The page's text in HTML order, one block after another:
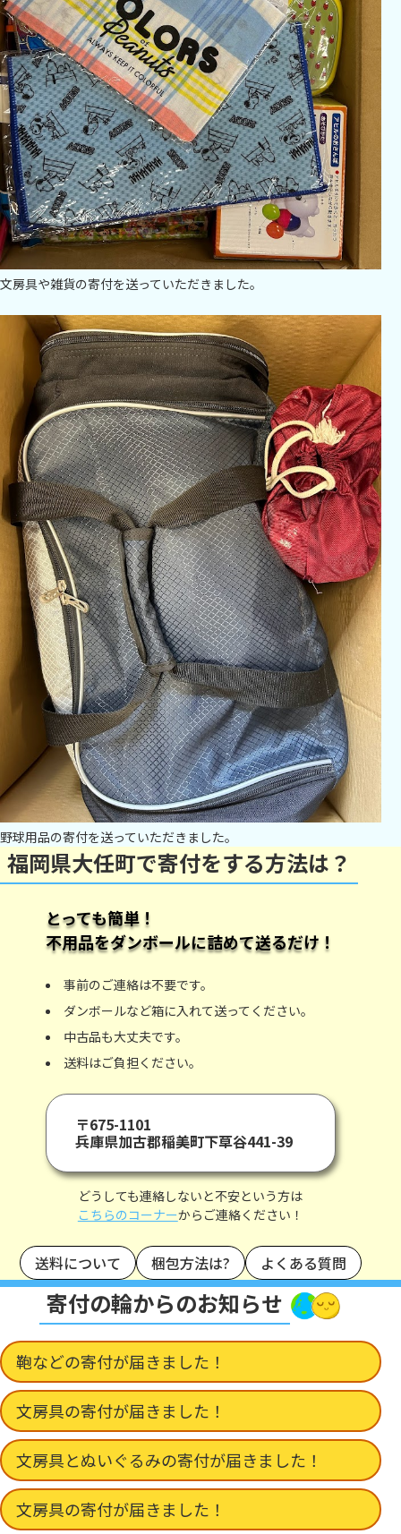
文房具や雑貨の寄付を送っていただきました。
野球用品の寄付を送っていただきました。
福岡県大任町で寄付をする方法は？
とっても簡単！
不用品をダンボールに詰めて送るだけ！
事前のご連絡は不要です。
ダンボールなど箱に入れて送ってください。
中古品も大丈夫です。
送料はご負担ください。
〒675-1101
兵庫県加古郡稲美町下草谷441-39
どうしても連絡しないと不安という方は
こちらのコーナーからご連絡ください！
送料について 梱包方法は? よくある質問
寄付の輪からのお知らせ
鞄などの寄付が届きました！
文房具の寄付が届きました！
文房具とぬいぐるみの寄付が届きました！
文房具の寄付が届きました！